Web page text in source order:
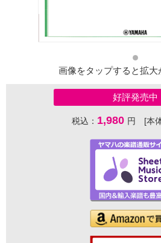
画像をタップすると拡大
好評発売中
税込： 1,980 円 [本